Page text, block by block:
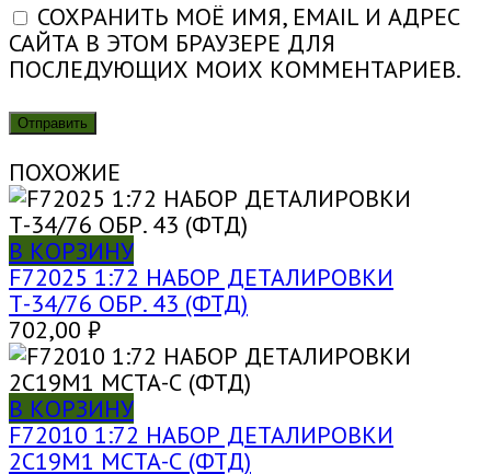
СОХРАНИТЬ МОЁ ИМЯ, EMAIL И АДРЕС
САЙТА В ЭТОМ БРАУЗЕРЕ ДЛЯ
ПОСЛЕДУЮЩИХ МОИХ КОММЕНТАРИЕВ.
ПОХОЖИЕ
В КОРЗИНУ
F72025 1:72 НАБОР ДЕТАЛИРОВКИ
Т-34/76 ОБР. 43 (ФТД)
702,00 ₽
В КОРЗИНУ
F72010 1:72 НАБОР ДЕТАЛИРОВКИ
2С19М1 МСТА-С (ФТД)